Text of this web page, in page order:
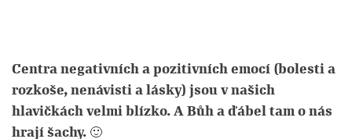
Centra negativních a pozitivních emocí (bolesti a
rozkoše, nenávisti a lásky) jsou v našich
hlavičkách velmi blízko. A Bůh a ďábel tam o nás
hrají šachy. 🙂